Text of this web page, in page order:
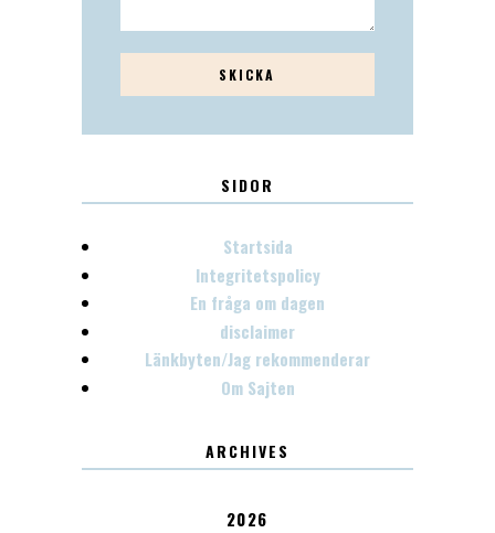
SIDOR
Startsida
Integritetspolicy
En fråga om dagen
disclaimer
Länkbyten/Jag rekommenderar
Om Sajten
ARCHIVES
2026